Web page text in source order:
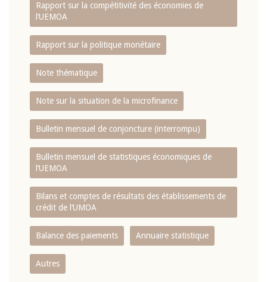
Rapport sur la compétitivité des économies de
l‘UEMOA
Rapport sur la politique monétaire
Note thématique
Note sur la situation de la microfinance
Bulletin mensuel de conjoncture (interrompu)
Bulletin mensuel de statistiques économiques de
l‘UEMOA
Bilans et comptes de résultats des établissements de
crédit de l‘UMOA
Balance des paiements Annuaire statistique
Autres